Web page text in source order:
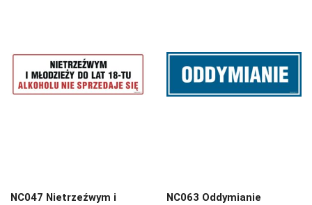
NC047 Nietrzeźwym i
NC063 Oddymianie